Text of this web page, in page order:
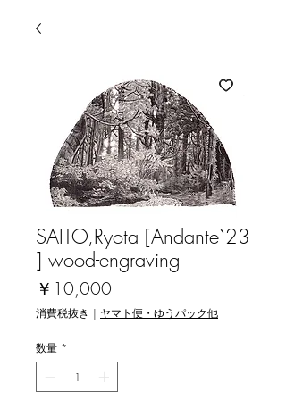
SAITO,Ryota [Andante`23
] wood-engraving
￥10,000
格
消費税抜き | ヤマト便・ゆうパック他
数量 *